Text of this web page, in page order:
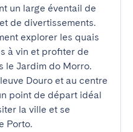
un large éventail de
de divertissements.
explorer les quais
à vin et profiter de
le Jardim do Morro.
Douro et au centre
point de départ idéal
la ville et se
Porto.